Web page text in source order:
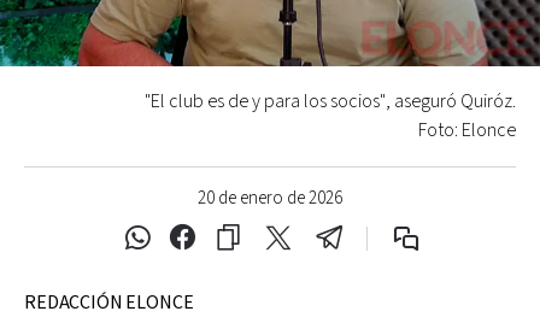
20 de enero de 2026
"El club es de y para los socios", aseguró Quiróz.
Foto: Elonce
REDACCIÓN ELONCE